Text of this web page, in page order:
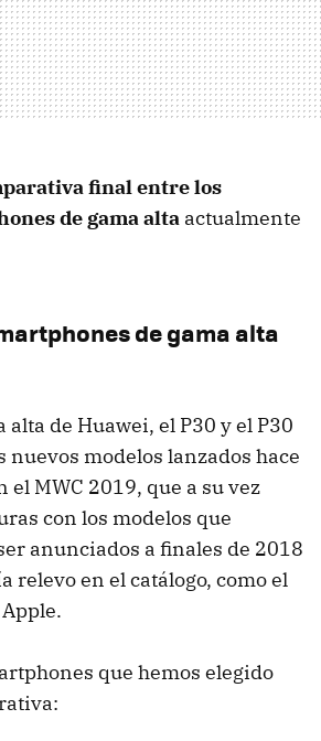
final entre los
de gama alta actualmente
de gama alta
alta de Huawei, el P30 y el P30
nuevos modelos lanzados hace
el MWC 2019, que a su vez
con los modelos que
anunciados a finales de 2018
relevo en el catálogo, como el
que hemos elegido